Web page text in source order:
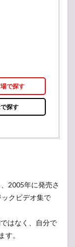
で探す
探す
2005年に発売さ
クビデオ集で
はなく、自分で
す。